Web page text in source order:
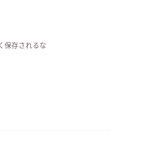
保存されるな